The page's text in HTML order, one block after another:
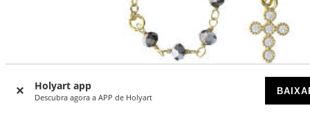
Holyart app
Descubra agora a APP de Holyart
Terço contas hematita 4 mm Medalha Milagrosa prata 925
dourada Benedictus